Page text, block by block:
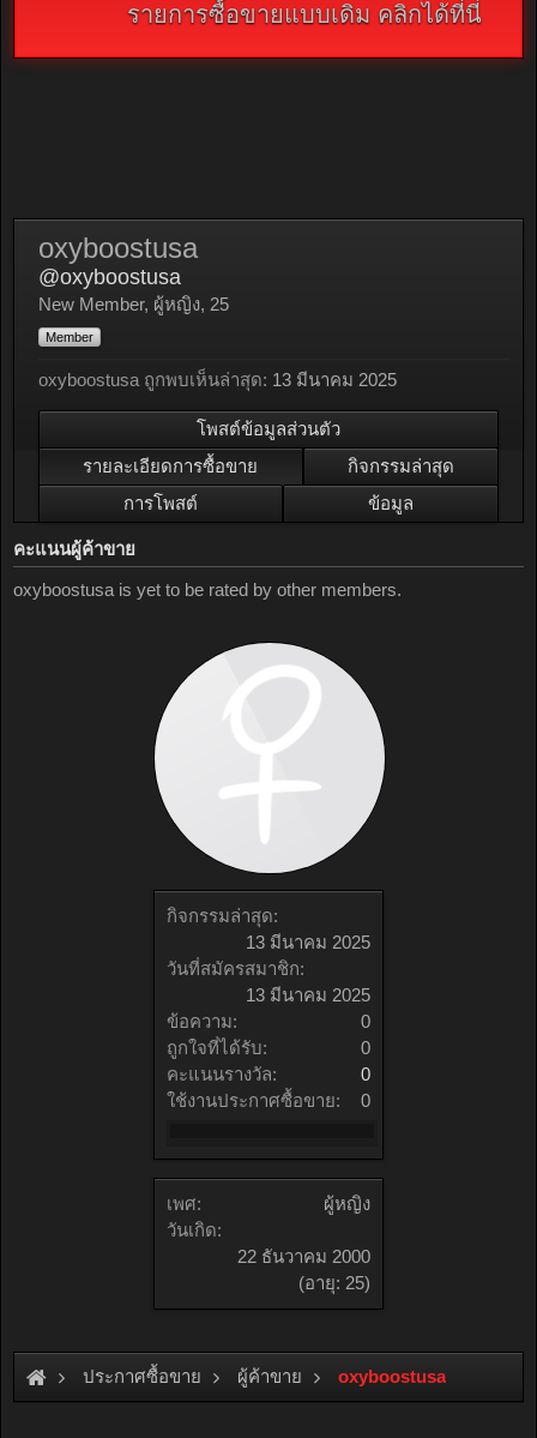
รายการซื้อขายแบบเดิม คลิกได้ที่นี่
กิจกรรมล่าสุด:
13 มีนาคม 2025
วันที่สมัครสมาชิก:
13 มีนาคม 2025
ข้อความ:
0
ถูกใจที่ได้รับ:
0
คะแนนรางวัล:
0
ใช้งานประกาศซื้อขาย:
0
เพศ:
ผู้หญิง
วันเกิด:
22 ธันวาคม 2000
(อายุ: 25)
oxyboostusa
@oxyboostusa
New Member, ผู้หญิง, 25
Member
oxyboostusa ถูกพบเห็นล่าสุด: 13 มีนาคม 2025
โพสต์ข้อมูลส่วนตัว
รายละเอียดการซื้อขาย
กิจกรรมล่าสุด
การโพสต์
ข้อมูล
คะแนนผู้ค้าขาย
oxyboostusa is yet to be rated by other members.
ประกาศซื้อขาย ผู้ค้าขาย oxyboostusa